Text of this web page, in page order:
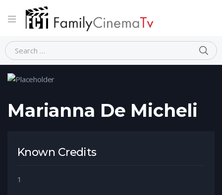
Home Person Marianna De Micheli
Marianna De Micheli
Known Credits
1